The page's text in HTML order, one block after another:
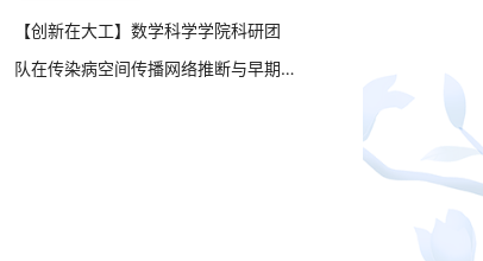
【创新在大工】数学科学学院科研团
队在传染病空间传播网络推断与早期